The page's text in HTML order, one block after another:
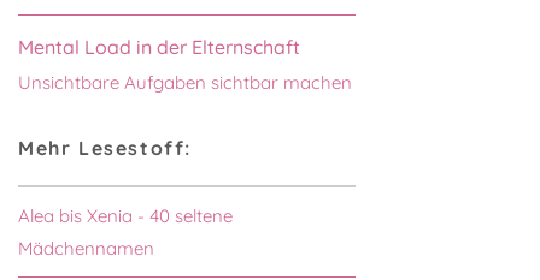
Mental Load in der Elternschaft
Unsichtbare Aufgaben sichtbar machen
Mehr Lesestoff:
Alea bis Xenia - 40 seltene
Mädchennamen